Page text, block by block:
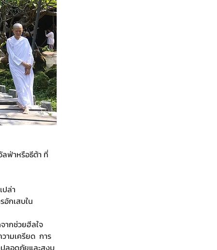
ลฟ่าหรือธีต้า ที่
ปล่า
กเสบใน
ากช่วยฮีลใจ
ามเครียด  การ
ลอดภัยและสงบ